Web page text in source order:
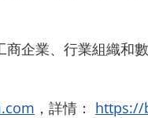
企業、行業組織和
，詳情： https://